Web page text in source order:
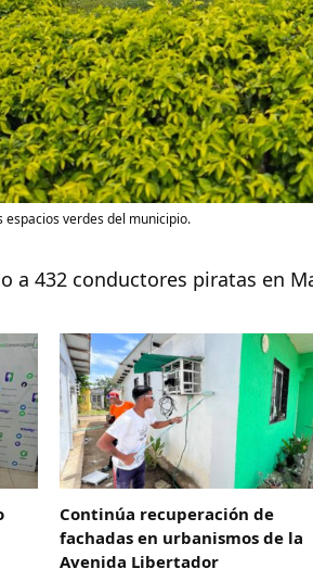
verdes del municipio.
a 432 conductores piratas en
Continúa recuperación de
fachadas en urbanismos de la
Avenida Libertador